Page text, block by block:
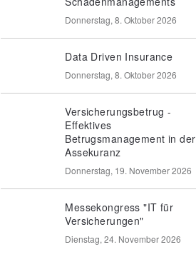
Donnerstag, 8. Oktober 2026
Data Driven Insurance
Donnerstag, 8. Oktober 2026
Versicherungsbetrug -
Effektives
Betrugsmanagement in der
Assekuranz
Donnerstag, 19. November 2026
Messekongress "IT für
Versicherungen"
Dienstag, 24. November 2026